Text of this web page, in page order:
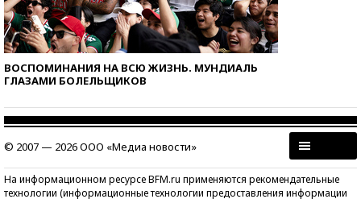
ВОСПОМИНАНИЯ НА ВСЮ ЖИЗНЬ. МУНДИАЛЬ
ГЛАЗАМИ БОЛЕЛЬЩИКОВ
© 2007 — 2026 ООО «Медиа новости»
На информационном ресурсе BFM.ru применяются рекомендательные
технологии (информационные технологии предоставления информации